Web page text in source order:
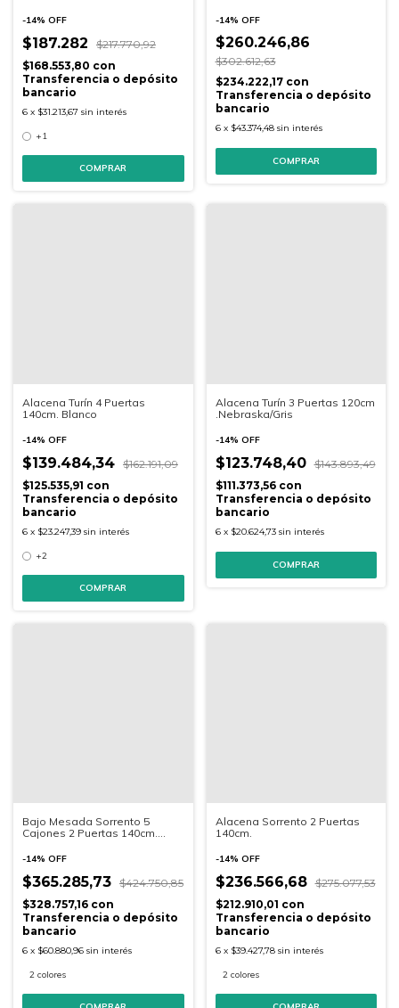
-14% OFF
$187.282
$217.770,92
$168.553,80 con
Transferencia o depósito
bancario
6 x $31.213,67 sin interés
+1
COMPRAR
-14% OFF
$260.246,86
$302.612,63
$234.222,17 con
Transferencia o depósito
bancario
6 x $43.374,48 sin interés
Alacena Turín 4 Puertas
140cm. Blanco
-14% OFF
$139.484,34 $162.191,09
$125.535,91 con
Transferencia o depósito
bancario
6 x $23.247,39 sin interés
+2
COMPRAR
Alacena Turín 3 Puertas 120cm
.Nebraska/Gris
-14% OFF
$123.748,40 $143.893,49
$111.373,56 con
Transferencia o depósito
bancario
6 x $20.624,73 sin interés
COMPRAR
Bajo Mesada Sorrento 5
Cajones 2 Puertas 140cm.
-14% OFF
$365.285,73 $424.750,85
$328.757,16 con
Transferencia o depósito
bancario
6 x $60.880,96 sin interés
2 colores
Alacena Sorrento 2 Puertas
140cm.
-14% OFF
$236.566,68 $275.077,53
$212.910,01 con
Transferencia o depósito
bancario
6 x $39.427,78 sin interés
2 colores